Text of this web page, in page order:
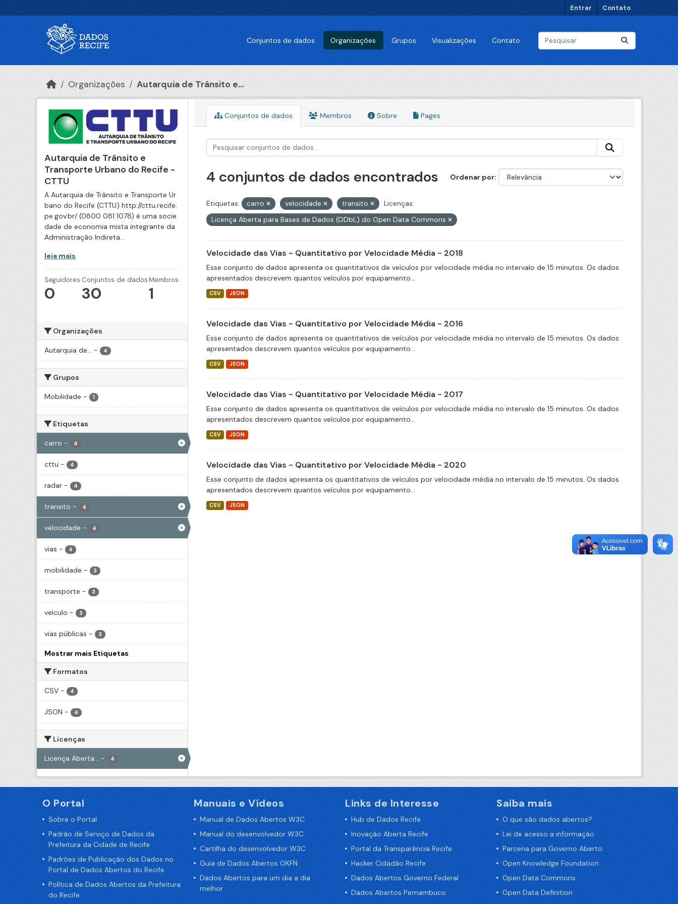
Entrar Contato
Conjuntos de dados Organizações Grupos Visualizações Contato
Organizações Autarquia de Trânsito e...
Autarquia de Trânsito e
Transporte Urbano do Recife -
CTTU
A Autarquia de Trânsito e Transporte Ur
bano do Recife (CTTU) http://cttu.recife.
pe.gov.br/ (0800 081 1078) é uma socie
dade de economia mista integrante da
Administração Indireta...
leia mais
Seguidores
0
Conjuntos de dados
30
Membros
1
Organizações
Autarquia de... - 4
Grupos
Mobilidade - 1
Etiquetas
carro - 4
cttu - 4
radar - 4
transito - 4
velocidade - 4
vias - 4
mobilidade - 3
transporte - 3
veículo - 3
vias públicas - 3
Mostrar mais Etiquetas
Formatos
CSV - 4
JSON - 4
Licenças
Licença Aberta... - 4
Conjuntos de dados Membros Sobre Pages
Ordenar por
4 conjuntos de dados encontrados
Etiquetas: carro velocidade transito
Licenças:
Licença Aberta para Bases de Dados (ODbL) do Open Data Commons
Velocidade das Vias - Quantitativo por Velocidade Média - 2018
Esse conjunto de dados apresenta os quantitativos de veículos por velocidade média no intervalo de 15 minutos. Os dados
apresentados descrevem quantos veículos por equipamento...
CSV JSON
Velocidade das Vias - Quantitativo por Velocidade Média - 2016
Esse conjunto de dados apresenta os quantitativos de veículos por velocidade média no intervalo de 15 minutos. Os dados
apresentados descrevem quantos veículos por equipamento...
CSV JSON
Velocidade das Vias - Quantitativo por Velocidade Média - 2017
Esse conjunto de dados apresenta os quantitativos de veículos por velocidade média no intervalo de 15 minutos. Os dados
apresentados descrevem quantos veículos por equipamento...
CSV JSON
Velocidade das Vias - Quantitativo por Velocidade Média - 2020
Esse conjunto de dados apresenta os quantitativos de veículos por velocidade média no intervalo de 15 minutos. Os dados
apresentados descrevem quantos veículos por equipamento...
CSV JSON
O Portal
Sobre o Portal
Padrão de Serviço de Dados da
Prefeitura da Cidade de Recife
Padrões de Publicação dos Dados no
Portal de Dados Abertos do Recife
Política de Dados Abertos da Prefeitura
do Recife
Manuais e Vídeos
Manual de Dados Abertos W3C
Manual do desenvolvedor W3C
Cartilha do desenvolvedor W3C
Guia de Dados Abertos OKFN
Dados Abertos para um dia a dia
melhor
Links de Interesse
Hub de Dados Recife
Inovação Aberta Recife
Portal da Transparência Recife
Hacker Cidadão Recife
Dados Abertos Governo Federal
Dados Abertos Pernambuco
Saiba mais
O que são dados abertos?
Lei de acesso a informação
Parceria para Governo Aberto
Open Knowledge Foundation
Open Data Commons
Open Data Definition